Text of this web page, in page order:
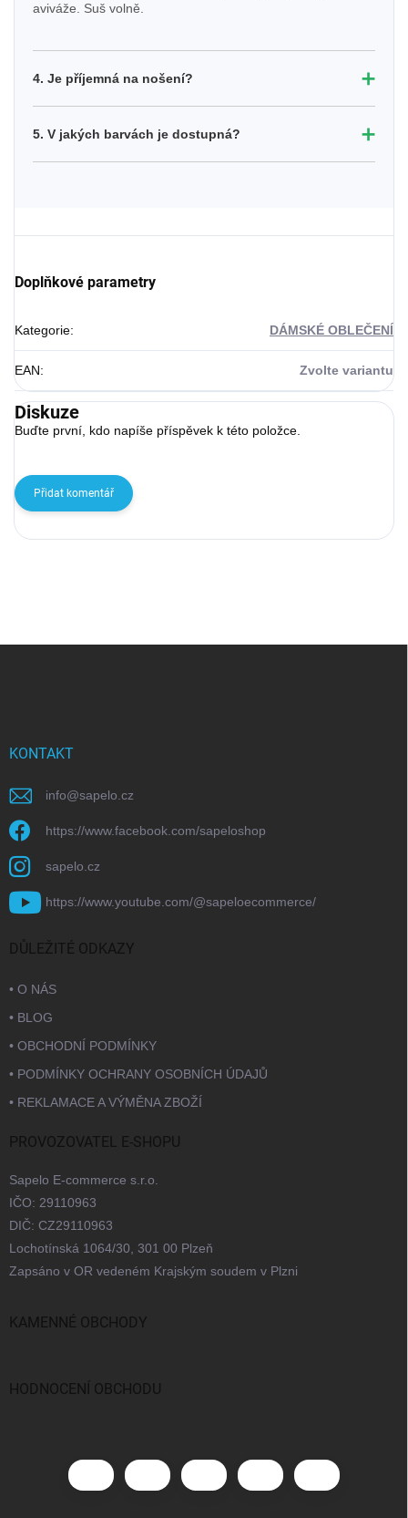
aviváže. Suš volně.
4. Je příjemná na nošení? ➕
5. V jakých barvách je dostupná? ➕
Doplňkové parametry
Kategorie: DÁMSKÉ OBLEČENÍ
EAN: Zvolte variantu
Diskuze
Buďte první, kdo napíše příspěvek k této položce.
Přidat komentář
KONTAKT
info@sapelo.cz
https://www.facebook.com/sapeloshop
sapelo.cz
https://www.youtube.com/@sapeloecommerce/
DŮLEŽITÉ ODKAZY
• O NÁS
• BLOG
• OBCHODNÍ PODMÍNKY
• PODMÍNKY OCHRANY OSOBNÍCH ÚDAJŮ
• REKLAMACE A VÝMĚNA ZBOŽÍ
PROVOZOVATEL E-SHOPU
Sapelo E-commerce s.r.o.
IČO: 29110963
DIČ: CZ29110963
Lochotínská 1064/30, 301 00 Plzeň
Zapsáno v OR vedeném Krajským soudem v Plzni
KAMENNÉ OBCHODY
Praha
HODNOCENÍ OBCHODU